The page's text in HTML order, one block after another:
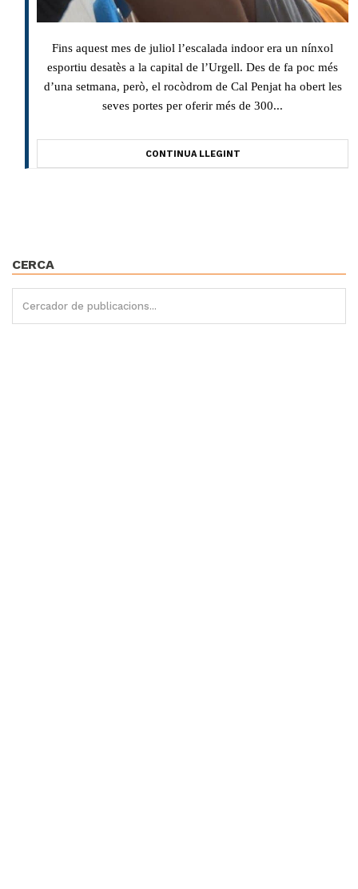
Fins aquest mes de juliol l’escalada indoor era un nínxol
esportiu desatès a la capital de l’Urgell. Des de fa poc més
d’una setmana, però, el rocòdrom de Cal Penjat ha obert les
seves portes per oferir més de 300...
CONTINUA LLEGINT
CERCA